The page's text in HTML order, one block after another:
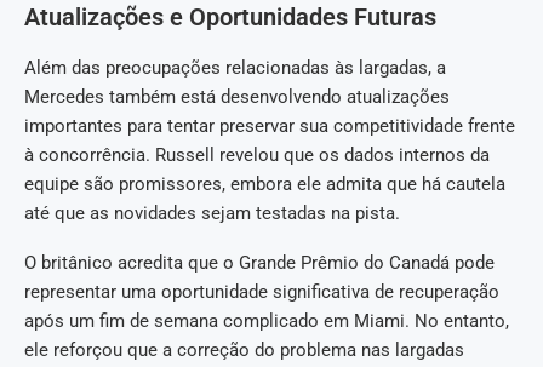
Atualizações e Oportunidades Futuras
Além das preocupações relacionadas às largadas, a
Mercedes também está desenvolvendo atualizações
importantes para tentar preservar sua competitividade frente
à concorrência. Russell revelou que os dados internos da
equipe são promissores, embora ele admita que há cautela
até que as novidades sejam testadas na pista.
O britânico acredita que o Grande Prêmio do Canadá pode
representar uma oportunidade significativa de recuperação
após um fim de semana complicado em Miami. No entanto,
ele reforçou que a correção do problema nas largadas